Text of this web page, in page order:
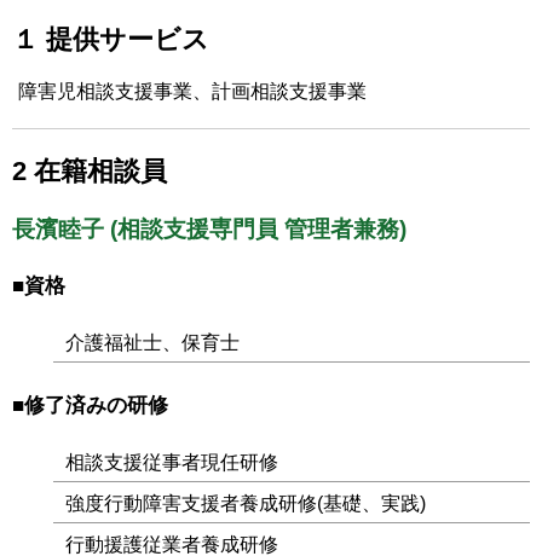
１ 提供サービス
障害児相談支援事業、計画相談支援事業
2 在籍相談員
長濱睦子 (相談支援専門員 管理者兼務)
■資格
介護福祉士、保育士
■修了済みの研修
相談支援従事者現任研修
強度行動障害支援者養成研修(基礎、実践)
行動援護従業者養成研修